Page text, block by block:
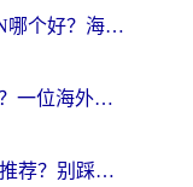
MalusVPN好用吗？和uuVPN哪个好？海外党无缝访问国内资源的真实对比与选择指南
归雁加速器为什么用不了了？一位海外游子的真实困惑与技术解答
海外党必看：回国免费VPN推荐？别踩坑！教你选对加速器无缝刷国内资源